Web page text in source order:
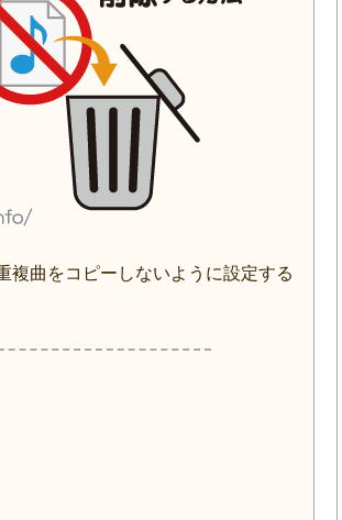
複曲をコピーしないように設定する